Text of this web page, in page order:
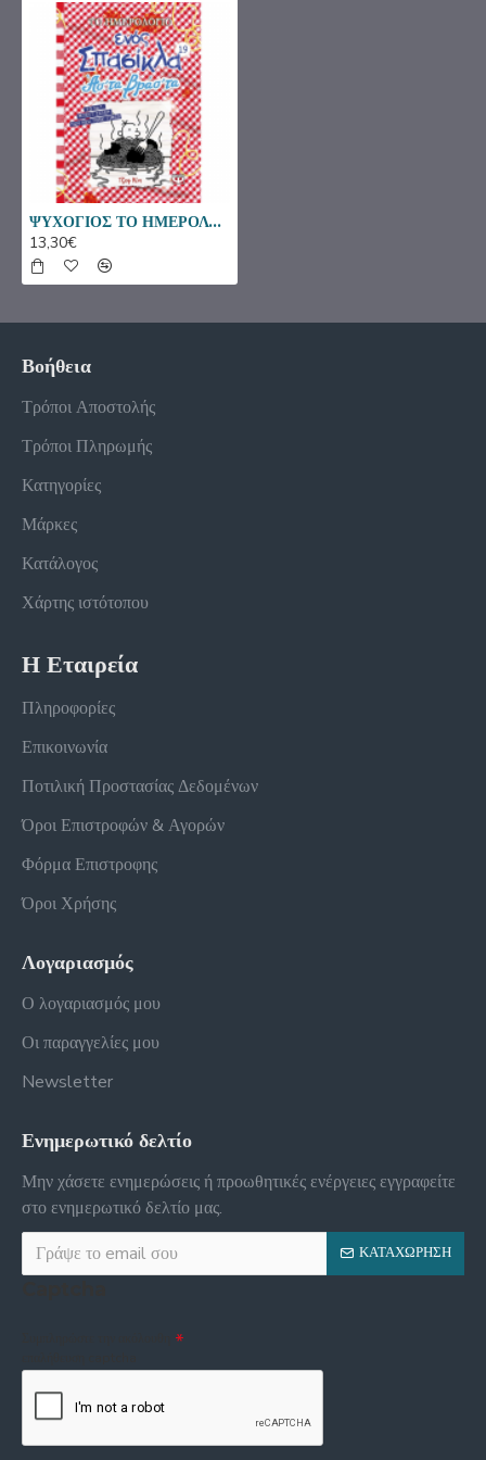
ΨΥΧΟΓΙΟΣ ΤΟ ΗΜΕΡΟΛΟΓΙΟ ΕΝΟΣ ΣΠΑΣΙΚΛΑ 19 - ΑΣ'ΤΑ ΒΡΑΣ'ΤΑ 26555
13,30€
Βοήθεια
Τρόποι Αποστολής
Τρόποι Πληρωμής
Κατηγορίες
Μάρκες
Κατάλογος
Χάρτης ιστότοπου
Η Εταιρεία
Πληροφορίες
Επικοινωνία
Ποτιλική Προστασίας Δεδομένων
Όροι Επιστροφών & Αγορών
Φόρμα Επιστροφης
Όροι Χρήσης
Λογαριασμός
Ο λογαριασμός μου
Οι παραγγελίες μου
Newsletter
Ενημερωτικό δελτίο
Μην χάσετε ενημερώσεις ή προωθητικές ενέργειες εγγραφείτε
στο ενημερωτικό δελτίο μας.
ΚΑΤΑΧΏΡΗΣΗ